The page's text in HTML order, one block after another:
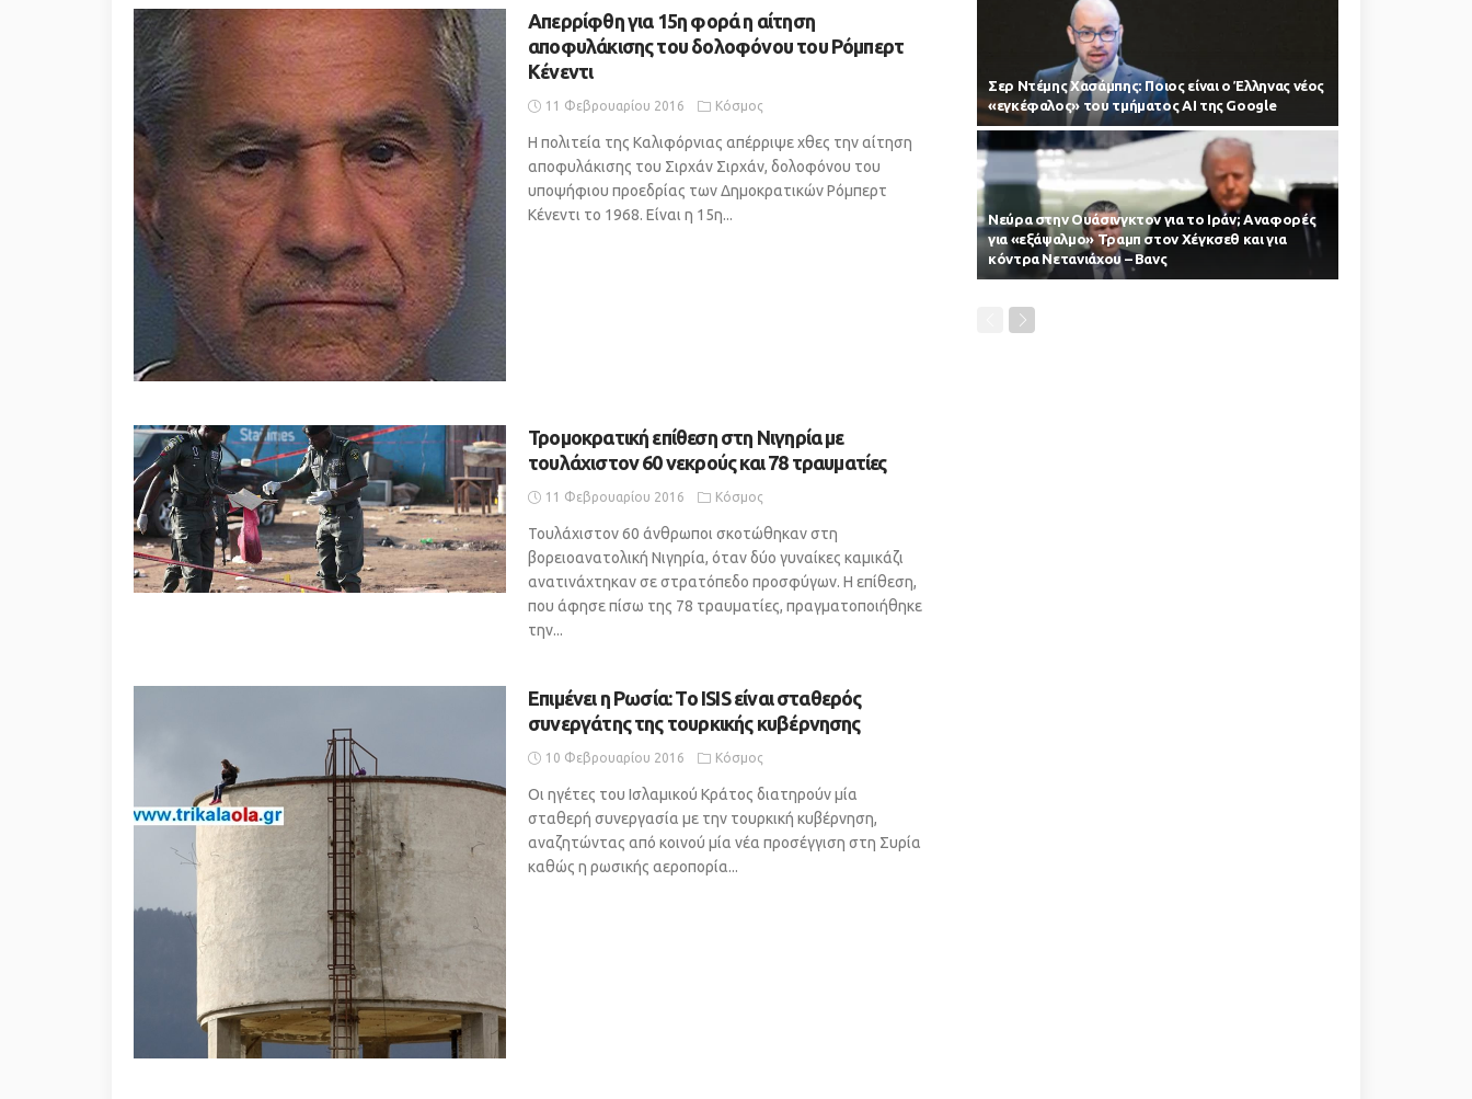
Απερρίφθη για 15η φορά η αίτηση
αποφυλάκισης του δολοφόνου του Ρόμπερτ
Κένεντι
11 Φεβρουαρίου 2016 Κόσμος
Η πολιτεία της Καλιφόρνιας απέρριψε χθες την αίτηση
αποφυλάκισης του Σιρχάν Σιρχάν, δολοφόνου του
υποψήφιου προεδρίας των Δημοκρατικών Ρόμπερτ
Κένεντι το 1968. Είναι η 15η...
Τρομοκρατική επίθεση στη Νιγηρία με
τουλάχιστον 60 νεκρούς και 78 τραυματίες
11 Φεβρουαρίου 2016 Κόσμος
Τουλάχιστον 60 άνθρωποι σκοτώθηκαν στη
βορειοανατολική Νιγηρία, όταν δύο γυναίκες καμικάζι
ανατινάχτηκαν σε στρατόπεδο προσφύγων. Η επίθεση,
που άφησε πίσω της 78 τραυματίες, πραγματοποιήθηκε
την...
Επιμένει η Ρωσία: Το ISIS είναι σταθερός
συνεργάτης της τουρκικής κυβέρνησης
10 Φεβρουαρίου 2016 Κόσμος
Οι ηγέτες του Ισλαμικού Κράτος διατηρούν μία
σταθερή συνεργασία με την τουρκική κυβέρνηση,
αναζητώντας από κοινού μία νέα προσέγγιση στη Συρία
καθώς η ρωσικής αεροπορία...
Σερ Ντέμης Χασάμπης: Ποιος είναι ο Έλληνας νέος
«εγκέφαλος» του τμήματος AI της Google
Νεύρα στην Ουάσινγκτον για το Ιράν; Αναφορές
για «εξάψαλμο» Τραμπ στον Χέγκσεθ και για
κόντρα Νετανιάχου – Βανς